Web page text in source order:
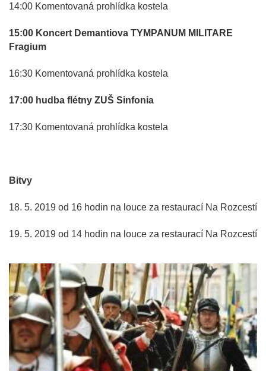
14:00 Komentovaná prohlídka kostela
15:00 Koncert Demantiova TYMPANUM MILITARE
Fragium
16:30 Komentovaná prohlídka kostela
17:00 hudba flétny ZUŠ Sinfonia
17:30 Komentovaná prohlídka kostela
Bitvy
18. 5. 2019 od 16 hodin na louce za restaurací Na Rozcestí
19. 5. 2019 od 14 hodin na louce za restaurací Na Rozcestí